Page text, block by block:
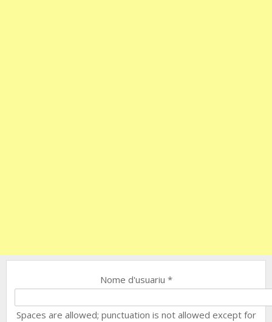
Nome d'usuariu *
Spaces are allowed; punctuation is not allowed except for